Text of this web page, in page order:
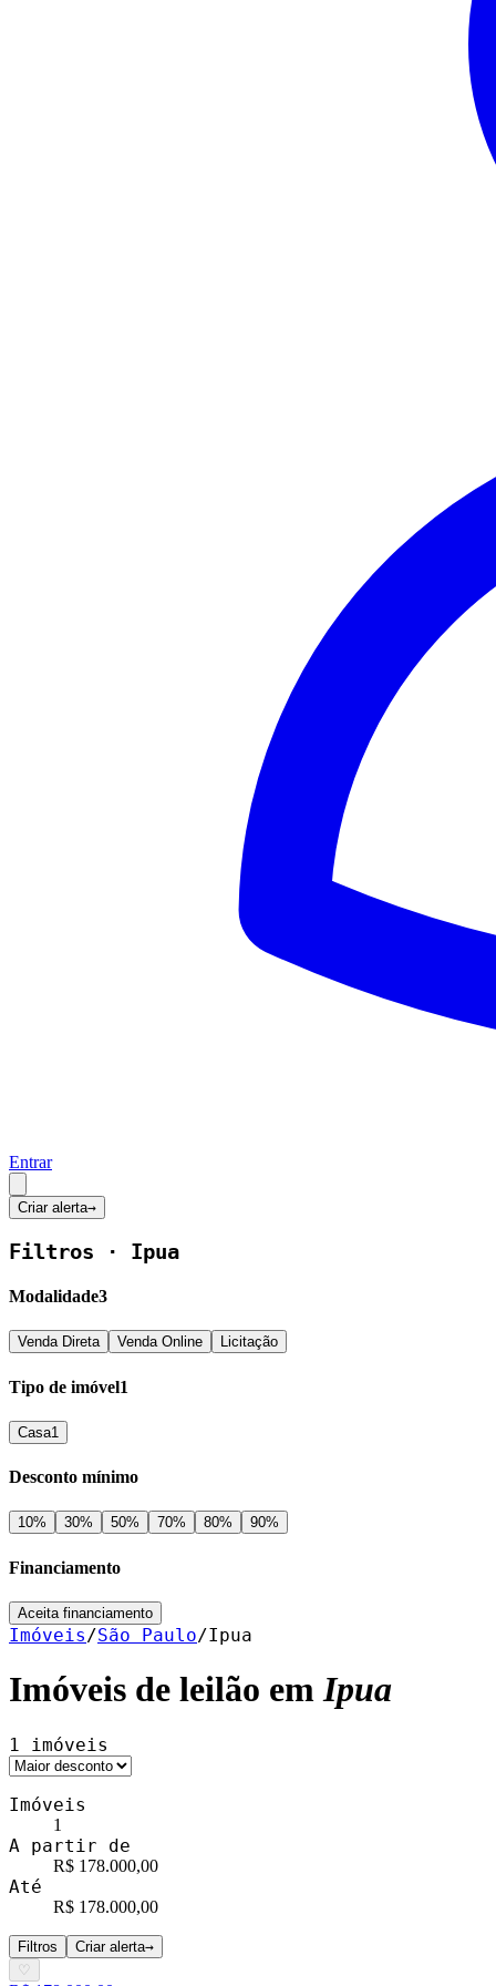
Entrar
Criar alerta→
Filtros · Ipua
Modalidade3
Venda Direta Venda Online Licitação
Tipo de imóvel1
Casa1
Desconto mínimo
10% 30% 50% 70% 80% 90%
Financiamento
Aceita financiamento
Imóveis/São Paulo/Ipua
Imóveis de leilão emIpua
1 imóveis
Imóveis
1
A partir de
R$ 178.000,00
Até
R$ 178.000,00
Filtros Criar alerta→
♡